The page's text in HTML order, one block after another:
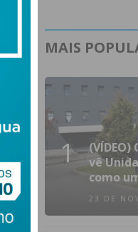
MAIS
1
vê
como
23 DE